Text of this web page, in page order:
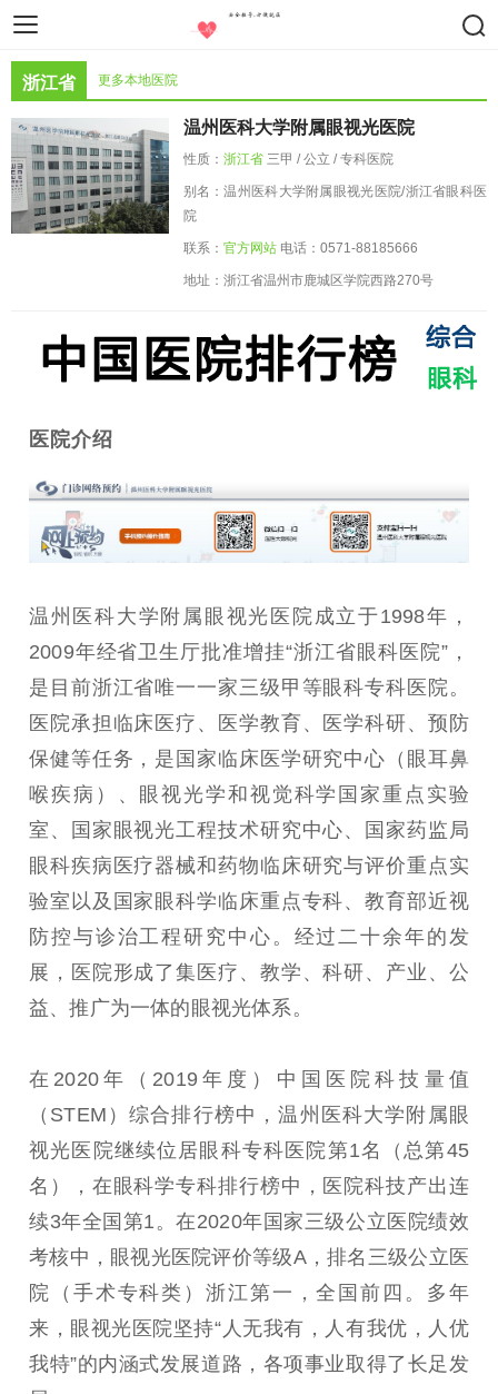
智慧医疗 医疗设备 药物器械
浙江省 更多本地医院
温州医科大学附属眼视光医院
性质： 浙江省三甲 / 公立 / 专科医院
别名：温州医科大学附属眼视光医院/浙江省眼科医
院
联系： 官方网站电话：0571-88185666
地址：浙江省温州市鹿城区学院西路270号
医院介绍
温州医科大学附属眼视光医院成立于1998年，
2009年经省卫生厅批准增挂“浙江省眼科医院”，
是目前浙江省唯一一家三级甲等眼科专科医院。
医院承担临床医疗、医学教育、医学科研、预防
保健等任务，是国家临床医学研究中心（眼耳鼻
喉疾病）、眼视光学和视觉科学国家重点实验
室、国家眼视光工程技术研究中心、国家药监局
眼科疾病医疗器械和药物临床研究与评价重点实
验室以及国家眼科学临床重点专科、教育部近视
防控与诊治工程研究中心。经过二十余年的发
展，医院形成了集医疗、教学、科研、产业、公
益、推广为一体的眼视光体系。
在2020年（2019年度）中国医院科技量值
（STEM）综合排行榜中，温州医科大学附属眼
视光医院继续位居眼科专科医院第1名（总第45
名），在眼科学专科排行榜中，医院科技产出连
续3年全国第1。在2020年国家三级公立医院绩效
考核中，眼视光医院评价等级A，排名三级公立医
院（手术专科类）浙江第一，全国前四。多年
来，眼视光医院坚持“人无我有，人有我优，人优
我特”的内涵式发展道路，各项事业取得了长足发